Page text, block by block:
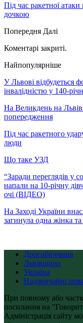
Під час ракетної
дочкою
Попередня Далі
Коментарі закриті.
Найпопулярніше
У Львові відбудеться
інвалідністю у 140-
На Великдень на
попередження
Під час ракетного
люди
Що таке УЗД
“Заради переглядів у
напали на 10-річну
очі (ВІДЕО)
На Заході України
загинула одна жінка
Дрогобиччина
Львівщина
Україна
Надзвичайні
При повному або
посилання на
Адміністрація сайту